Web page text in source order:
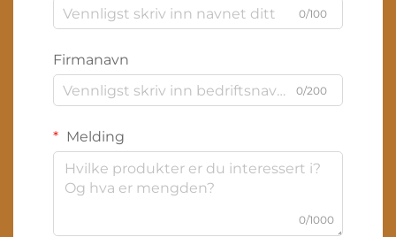
0/100
Firmanavn
0/200
Melding
0/1000